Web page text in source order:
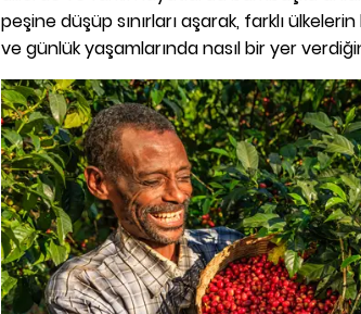
peşine düşüp sınırları aşarak, farklı
ve günlük yaşamlarında nasıl bir yer